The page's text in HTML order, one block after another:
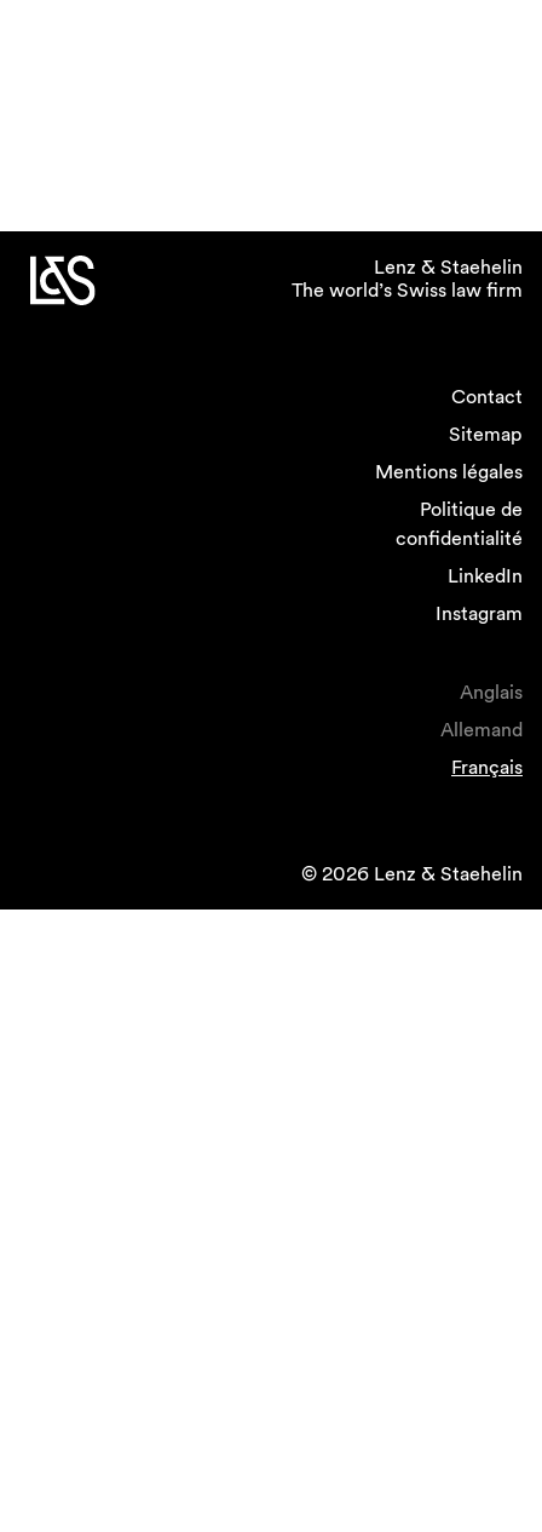
Lenz & Staehelin
The world’s Swiss law firm
Contact
Sitemap
Mentions légales
Politique de
confidentialité
LinkedIn
Instagram
Anglais
Allemand
Français
© 2026 Lenz & Staehelin